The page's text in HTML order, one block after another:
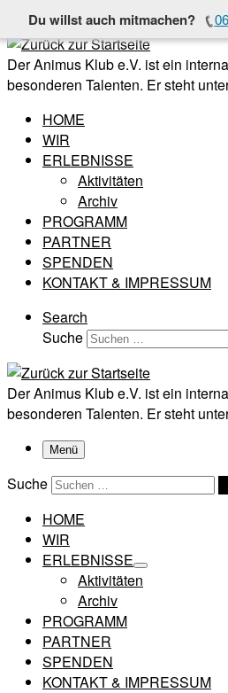
Du willst auch mitmachen?
Zum Inhalt springen
Der Animus Klub e.V. ist ein
besonderen Talenten. Er steht
HOME
WIR
ERLEBNISSE
Aktivitäten
Archiv
PROGRAMM
PARTNER
SPENDEN
KONTAKT & IMPRESSUM
Search
Suche
Der Animus Klub e.V. ist ein
besonderen Talenten. Er steht
Menü
Suche
HOME
WIR
ERLEBNISSE
Aktivitäten
Archiv
PROGRAMM
PARTNER
SPENDEN
KONTAKT & IMPRESSUM